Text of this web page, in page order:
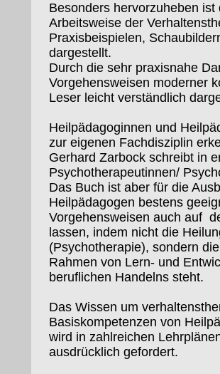
Besonders hervorzuheben
Arbeitsweise der
Praxisbeispielen,
dargestellt.
Durch die sehr praxisnahe
Vorgehensweisen moderner
Leser leicht verständlich
Heilpädagoginnen und
zur eigenen Fachdisziplin
Gerhard Zarbock schreibt in
Psychotherapeutinnen/
Das Buch ist aber für die
Heilpädagogen bestens
Vorgehensweisen auch auf
lassen, indem nicht die
(Psychotherapie), sondern
Rahmen von Lern- und
beruflichen Handelns steht.
Das Wissen um
Basiskompetenzen von
wird in zahlreichen
ausdrücklich gefordert.